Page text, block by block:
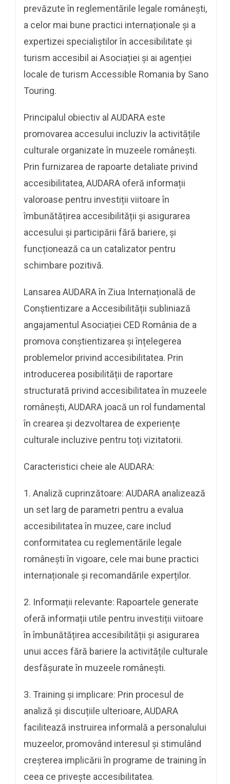
prevăzute în reglementările legale românești,
a celor mai bune practici internaționale și a
expertizei specialiștilor în accesibilitate și
turism accesibil ai Asociației și ai agenției
locale de turism Accessible Romania by Sano
Touring.
Principalul obiectiv al AUDARA este
promovarea accesului incluziv la activitățile
culturale organizate în muzeele românești.
Prin furnizarea de rapoarte detaliate privind
accesibilitatea, AUDARA oferă informații
valoroase pentru investiții viitoare în
îmbunătățirea accesibilității și asigurarea
accesului și participării fără bariere, și
funcționează ca un catalizator pentru
schimbare pozitivă.
Lansarea AUDARA în Ziua Internațională de
Conștientizare a Accesibilității subliniază
angajamentul Asociației CED România de a
promova conștientizarea și înțelegerea
problemelor privind accesibilitatea. Prin
introducerea posibilității de raportare
structurată privind accesibilitatea în muzeele
românești, AUDARA joacă un rol fundamental
în crearea și dezvoltarea de experiențe
culturale incluzive pentru toți vizitatorii.
Caracteristici cheie ale AUDARA:
1. Analiză cuprinzătoare: AUDARA analizează
un set larg de parametri pentru a evalua
accesibilitatea în muzee, care includ
conformitatea cu reglementările legale
românești în vigoare, cele mai bune practici
internaționale și recomandările experților.
2. Informații relevante: Rapoartele generate
oferă informații utile pentru investiții viitoare
în îmbunătățirea accesibilității și asigurarea
unui acces fără bariere la activitățile culturale
desfășurate în muzeele românești.
3. Training și implicare: Prin procesul de
analiză și discuțiile ulterioare, AUDARA
facilitează instruirea informală a personalului
muzeelor, promovând interesul și stimulând
creșterea implicării în programe de training în
ceea ce privește accesibilitatea.